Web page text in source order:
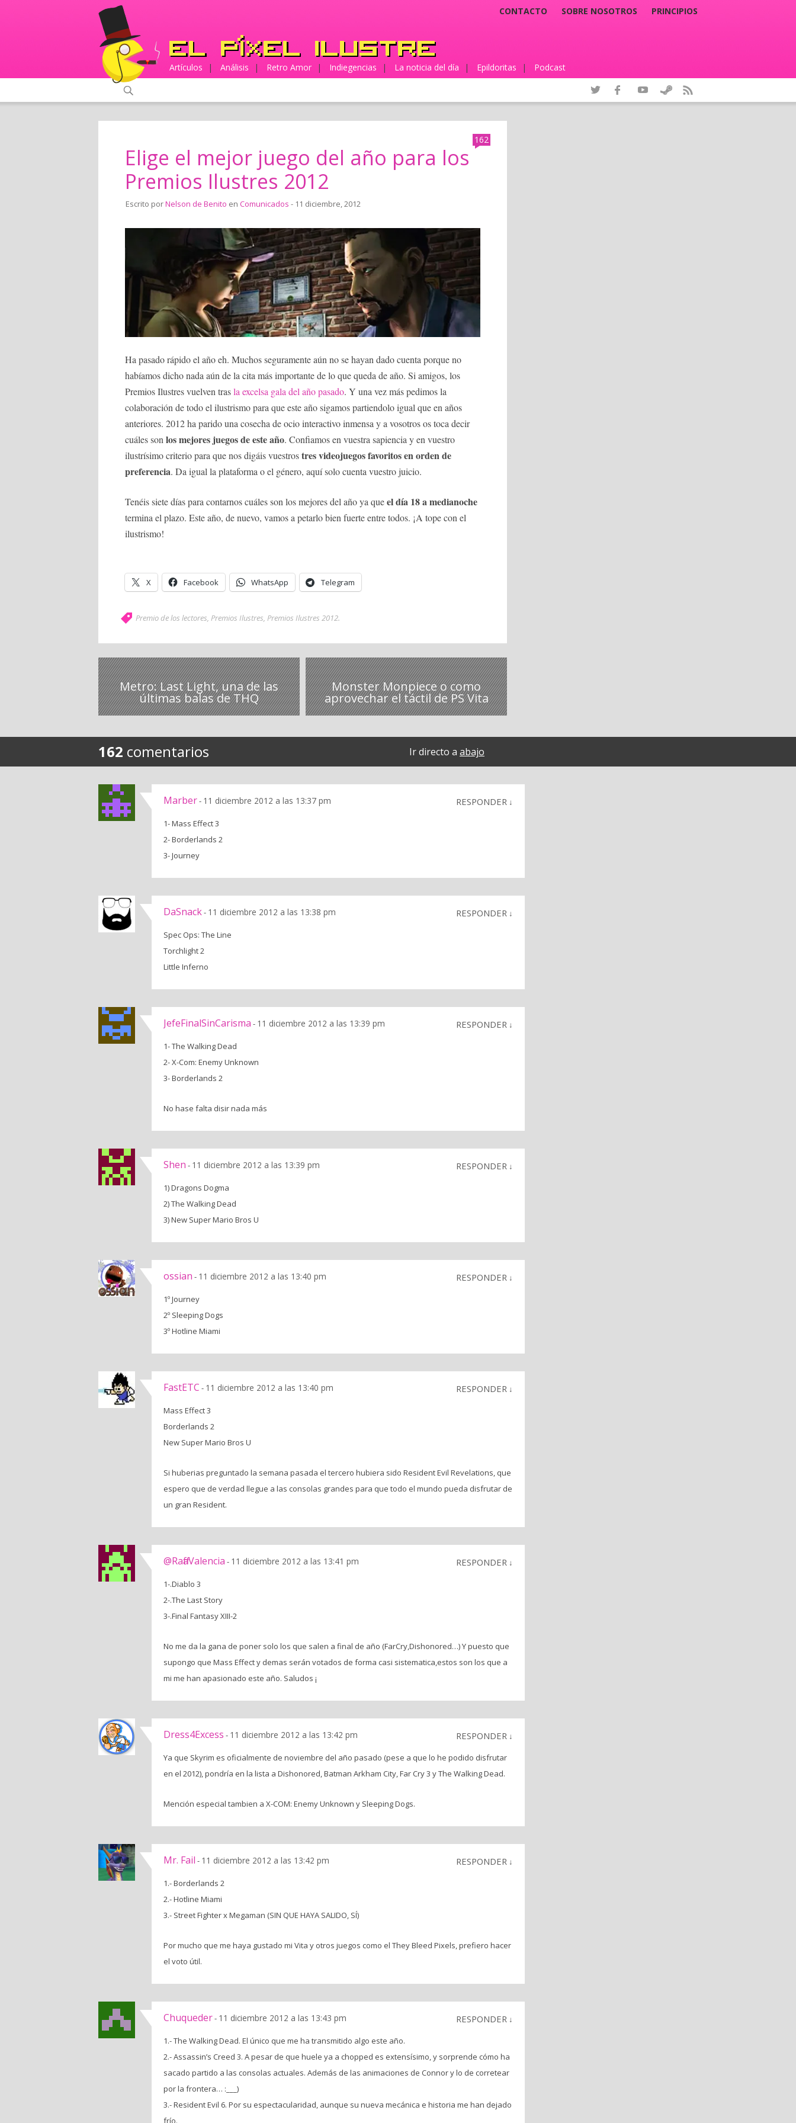
CONTACTO SOBRE NOSOTROS PRINCIPIOS
Artículos | Análisis | Retro Amor | Indiegencias | La noticia del día | Epildoritas | Podcast
162
Elige el mejor juego del año para los
Premios Ilustres 2012
Escrito porNelson de Benito en Comunicados - 11 diciembre, 2012
Ha pasado rápido el año eh. Muchos seguramente aún no se hayan dado cuenta porque no
habíamos dicho nada aún de la cita más importante de lo que queda de año. Si amigos, los
Premios Ilustres vuelven trasla excelsa gala del año pasado. Y una vez más pedimos la
colaboración de todo el ilustrismo para que este año sigamos partiendolo igual que en años
anteriores. 2012 ha parido una cosecha de ocio interactivo inmensa y a vosotros os toca decir
cuáles sonlos mejores juegos de este año. Confiamos en vuestra sapiencia y en vuestro
ilustrísimo criterio para que nos digáis vuestrostres videojuegos favoritos en orden de
preferencia. Da igual la plataforma o el género, aquí solo cuenta vuestro juicio.
Tenéis siete días para contarnos cuáles son los mejores del año ya queel día 18 a medianoche
termina el plazo. Este año, de nuevo, vamos a petarlo bien fuerte entre todos. ¡A tope con el
ilustrismo!
X Facebook WhatsApp Telegram
Premio de los lectores, Premios Ilustres, Premios Ilustres 2012.
Metro: Last Light, una de las
últimas balas de THQ
Monster Monpiece o como
aprovechar el táctil de PS Vita
162 comentarios Ir directo a abajo
Marber- 11 diciembre 2012 a las 13:37 pm RESPONDER ↓
1- Mass Effect 3
2- Borderlands 2
3- Journey
DaSnack- 11 diciembre 2012 a las 13:38 pm RESPONDER ↓
Spec Ops: The Line
Torchlight 2
Little Inferno
JefeFinalSinCarisma - 11 diciembre 2012 a las 13:39 pm RESPONDER ↓
1- The Walking Dead
2- X-Com: Enemy Unknown
3- Borderlands 2
No hase falta disir nada más
Shen - 11 diciembre 2012 a las 13:39 pm RESPONDER ↓
1) Dragons Dogma
2) The Walking Dead
3) New Super Mario Bros U
ossian - 11 diciembre 2012 a las 13:40 pm RESPONDER ↓
1º Journey
2º Sleeping Dogs
3º Hotline Miami
FastETC - 11 diciembre 2012 a las 13:40 pm RESPONDER ↓
Mass Effect 3
Borderlands 2
New Super Mario Bros U
Si huberias preguntado la semana pasada el tercero hubiera sido Resident Evil Revelations, que
espero que de verdad llegue a las consolas grandes para que todo el mundo pueda disfrutar de
un gran Resident.
@RaffaValencia - 11 diciembre 2012 a las 13:41 pm RESPONDER ↓
1-.Diablo 3
2-.The Last Story
3-.Final Fantasy XIII-2
No me da la gana de poner solo los que salen a final de año (FarCry,Dishonored…) Y puesto que
supongo que Mass Effect y demas serán votados de forma casi sistematica,estos son los que a
mi me han apasionado este año. Saludos ¡
Dress4Excess - 11 diciembre 2012 a las 13:42 pm RESPONDER ↓
Ya que Skyrim es oficialmente de noviembre del año pasado (pese a que lo he podido disfrutar
en el 2012), pondría en la lista a Dishonored, Batman Arkham City, Far Cry 3 y The Walking Dead.
Mención especial tambien a X-COM: Enemy Unknown y Sleeping Dogs.
Mr. Fail - 11 diciembre 2012 a las 13:42 pm RESPONDER ↓
1.- Borderlands 2
2.- Hotline Miami
3.- Street Fighter x Megaman (SIN QUE HAYA SALIDO, SÍ)
Por mucho que me haya gustado mi Vita y otros juegos como el They Bleed Pixels, prefiero hacer
el voto útil.
Chuqueder- 11 diciembre 2012 a las 13:43 pm RESPONDER ↓
1.- The Walking Dead. El único que me ha transmitido algo este año.
2.- Assassin’s Creed 3. A pesar de que huele ya a chopped es extensísimo, y sorprende cómo ha
sacado partido a las consolas actuales. Además de las animaciones de Connor y lo de corretear
por la frontera… :___)
3.- Resident Evil 6. Por su espectacularidad, aunque su nueva mecánica e historia me han dejado
frío.